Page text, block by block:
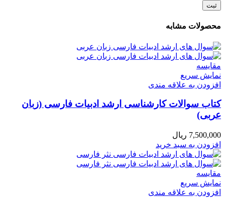
محصولات مشابه
مقايسه
نمایش سریع
افزودن به علاقه مندی
کتاب سوالات کارشناسی ارشد ادبیات فارسی (زبان
عربی)
7,500,000 ریال
افزودن به سبد خرید
مقايسه
نمایش سریع
افزودن به علاقه مندی